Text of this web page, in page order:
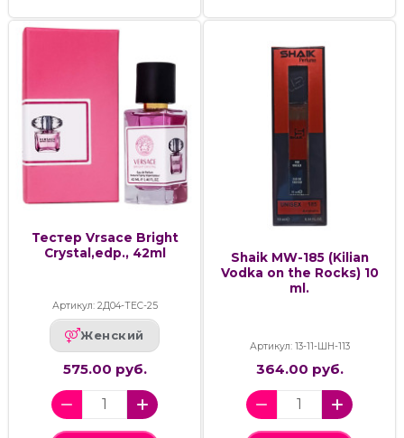
Тестер Vrsace Bright
Crystal,edp., 42ml
Артикул: 2Д04-ТЕС-25
Женский
575.00 руб.
Shaik MW-185 (Kilian
Vodka on the Rocks) 10
ml.
Артикул: 13-11-ШН-113
364.00 руб.